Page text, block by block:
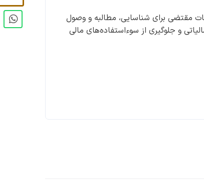
مقتضی برای شناسایی، مطالبه و وصول
و جلوگیری از سوءاستفاده‌های مالی